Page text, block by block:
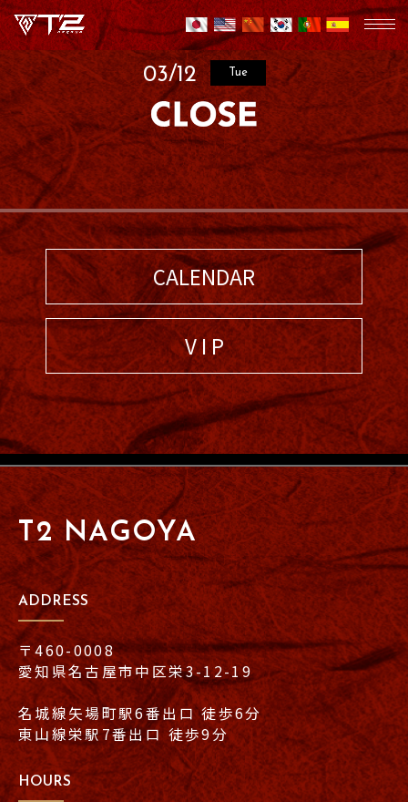
03/12 Tue
CALENDAR
V I P
T2 NAGOYA
ADDRESS
〒460-0008
愛知県名古屋市中区栄3-12-19
名城線矢場町駅6番出口 徒歩6分
東山線栄駅7番出口 徒歩9分
HOURS